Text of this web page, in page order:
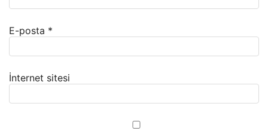
E-posta *
İnternet sitesi